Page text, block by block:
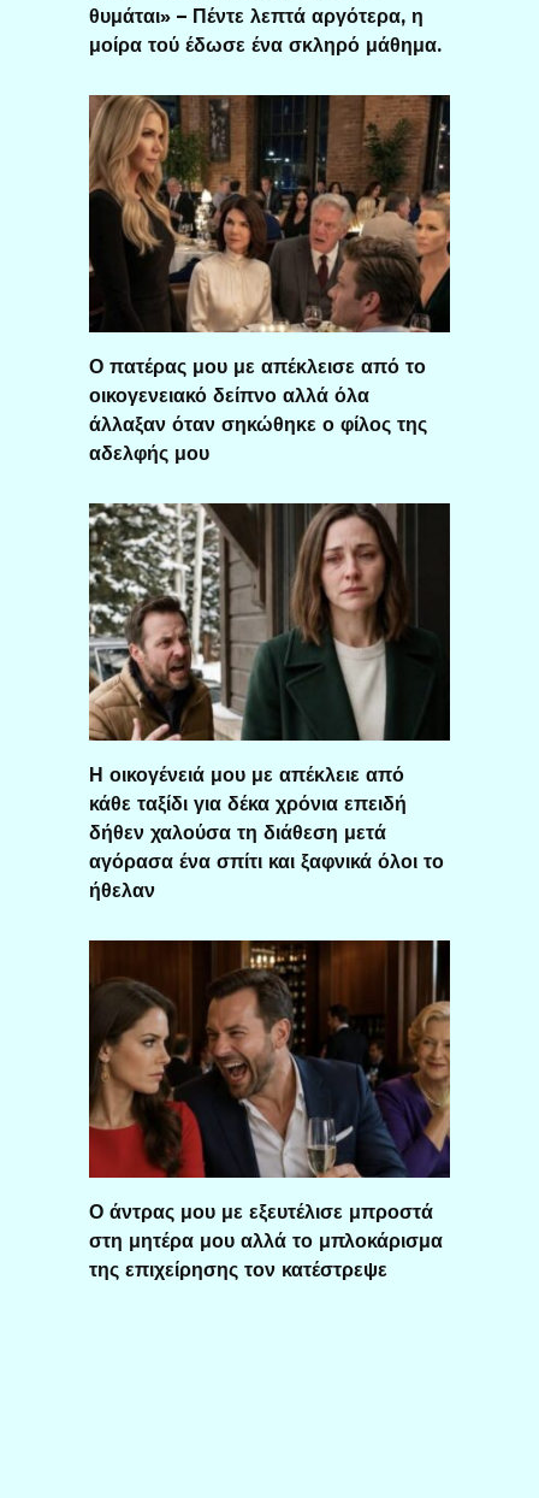
θυμάται» – Πέντε λεπτά αργότερα, η
μοίρα τού έδωσε ένα σκληρό μάθημα.
Ο πατέρας μου με απέκλεισε από το
οικογενειακό δείπνο αλλά όλα
άλλαξαν όταν σηκώθηκε ο φίλος της
αδελφής μου
Η οικογένειά μου με απέκλειε από
κάθε ταξίδι για δέκα χρόνια επειδή
δήθεν χαλούσα τη διάθεση μετά
αγόρασα ένα σπίτι και ξαφνικά όλοι το
ήθελαν
Ο άντρας μου με εξευτέλισε μπροστά
στη μητέρα μου αλλά το μπλοκάρισμα
της επιχείρησης τον κατέστρεψε